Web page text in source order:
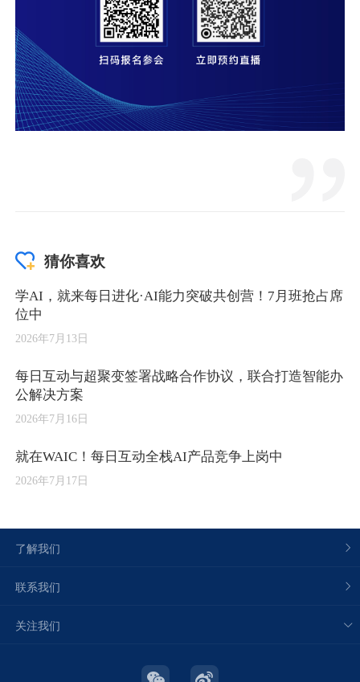
猜你喜欢
学AI，就来每日进化·AI能力突破共创营！7月班抢占席
位中
2026年7月13日
每日互动与超聚变签署战略合作协议，联合打造智能办
公解决方案
2026年7月16日
就在WAIC！每日互动全栈AI产品竞争上岗中
2026年7月17日
了解我们
联系我们
关注我们